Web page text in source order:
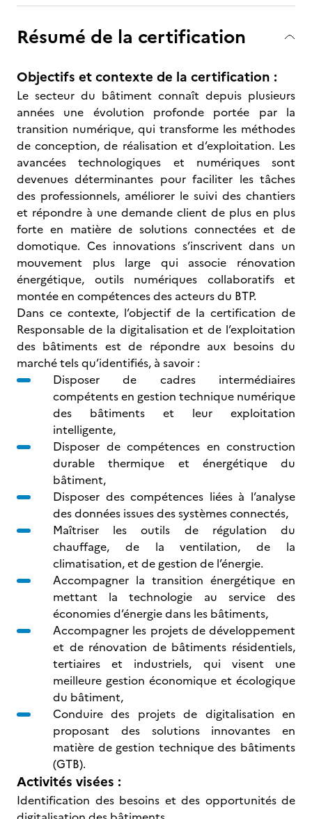
Résumé de la certification
Objectifs et contexte de la certification :
Le secteur du bâtiment connaît depuis plusieurs
années une évolution profonde portée par la
transition numérique, qui transforme les méthodes
de conception, de réalisation et d’exploitation. Les
avancées technologiques et numériques sont
devenues déterminantes pour faciliter les tâches
des professionnels, améliorer le suivi des chantiers
et répondre à une demande client de plus en plus
forte en matière de solutions connectées et de
domotique. Ces innovations s’inscrivent dans un
mouvement plus large qui associe rénovation
énergétique, outils numériques collaboratifs et
montée en compétences des acteurs du BTP.
Dans ce contexte, l’objectif de la certification de
Responsable de la digitalisation et de l’exploitation
des bâtiments est de répondre aux besoins du
marché tels qu’identifiés, à savoir :
Disposer de cadres intermédiaires
compétents en gestion technique numérique
des bâtiments et leur exploitation
intelligente,
Disposer de compétences en construction
durable thermique et énergétique du
bâtiment,
Disposer des compétences liées à l’analyse
des données issues des systèmes connectés,
Maîtriser les outils de régulation du
chauffage, de la ventilation, de la
climatisation, et de gestion de l’énergie.
Accompagner la transition énergétique en
mettant la technologie au service des
économies d’énergie dans les bâtiments,
Accompagner les projets de développement
et de rénovation de bâtiments résidentiels,
tertiaires et industriels, qui visent une
meilleure gestion économique et écologique
du bâtiment,
Conduire des projets de digitalisation en
proposant des solutions innovantes en
matière de gestion technique des bâtiments
(GTB).
Activités visées :
Identification des besoins et des opportunités de